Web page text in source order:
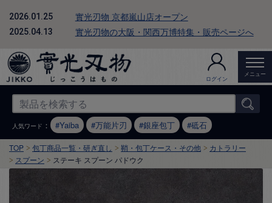
2026.01.25 實光刃物 京都嵐山店オープン
2025.04.13 實光刃物の大阪・関西万博特集・販売ページへ
ログイン
メニュー
人気ワード ： Yaiba 万能片刃 銀座包丁 砥石
TOP 包丁商品一覧・研ぎ直し 鞘・包丁ケース・その他
カトラリー
スプーン
ステーキ スプーン パドウク